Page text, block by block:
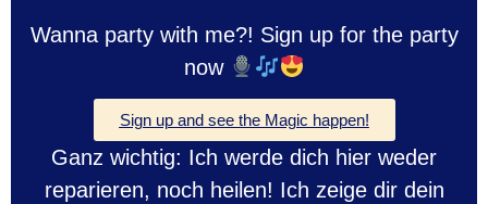
Wanna party with me?! Sign up for the party
now
Sign up and see the Magic happen!
Ganz wichtig: Ich werde dich hier weder
reparieren, noch heilen! Ich zeige dir dein